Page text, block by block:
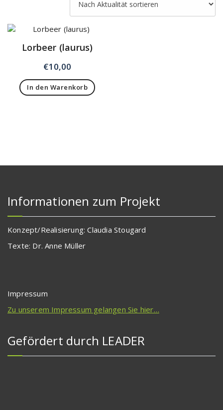
Lorbeer (laurus)
€10,00
In den Warenkorb
Informationen zum Projekt
Konzept/Realisierung: Claudia Stougard
Texte: Dr. Anne Müller
Impressum
Zu unserem Impressum gelangen Sie hier…
Gefördert durch LEADER